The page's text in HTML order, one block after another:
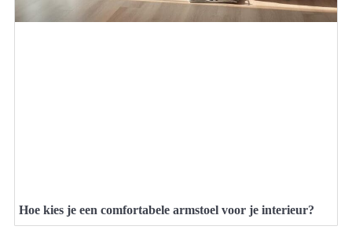
Hoe kies je een comfortabele armstoel voor je interieur?